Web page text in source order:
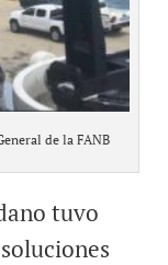
de la FANB
tuvo